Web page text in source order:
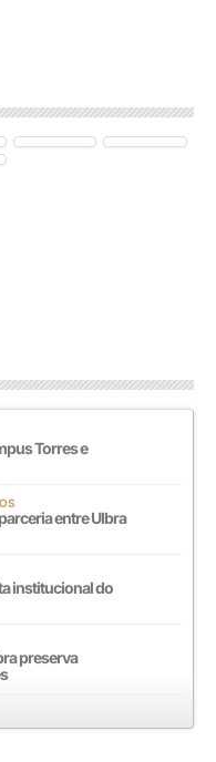
Torres e
entre Ulbra
institucional do
preserva